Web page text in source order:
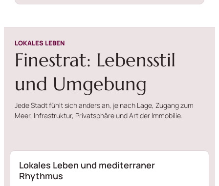
LOKALES LEBEN
Finestrat: Lebensstil
und Umgebung
Jede Stadt fühlt sich anders an, je nach Lage, Zugang zum
Meer, Infrastruktur, Privatsphäre und Art der Immobilie.
Lokales Leben und mediterraner
Rhythmus